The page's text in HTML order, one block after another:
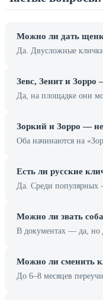
Можно ли дать
Да. Двусложные
Зевс, Зенит и
Да, на площадке они
Зоркий и Зорро —
Оба начинаются на
Есть ли русские
Да. Среди популярных
Можно ли звать
В документах — да, но
Можно ли сменить
До 6–8 месяцев